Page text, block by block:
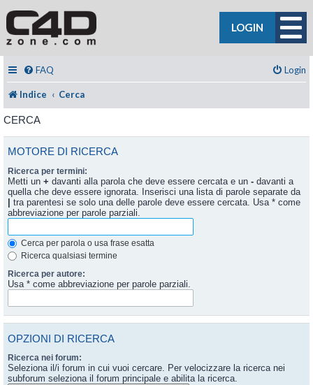
LOGIN
FAQ Login
Indice Cerca
CERCA
MOTORE DI RICERCA
Ricerca per termini:
Metti un + davanti alla parola che deve essere cercata e un - davanti a
quella che deve essere ignorata. Inserisci una lista di parole separate da
| tra parentesi se solo una delle parole deve essere cercata. Usa * come
abbreviazione per parole parziali.
Cerca per parola o usa frase esatta
Ricerca qualsiasi termine
Ricerca per autore:
Usa * come abbreviazione per parole parziali.
OPZIONI DI RICERCA
Ricerca nei forum:
Seleziona il/i forum in cui vuoi cercare. Per velocizzare la ricerca nei
subforum seleziona il forum principale e abilita la ricerca.